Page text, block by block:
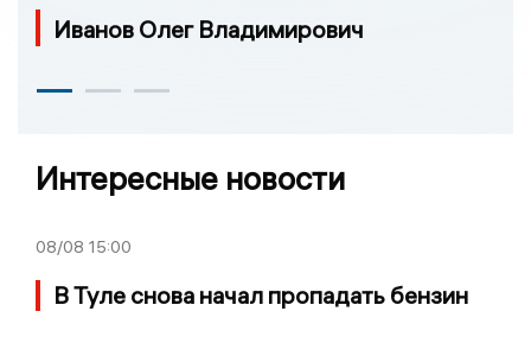
Иванов Олег Владимирович
Интересные новости
08/08 15:00
В Туле снова начал пропадать бензин